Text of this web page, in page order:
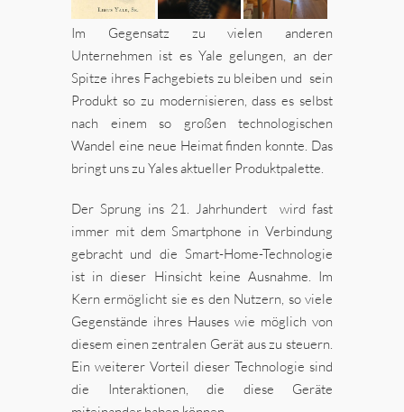
Im Gegensatz zu vielen anderen
Unternehmen ist es Yale gelungen, an der
Spitze ihres Fachgebiets zu bleiben und sein
Produkt so zu modernisieren, dass es selbst
nach einem so großen technologischen
Wandel eine neue Heimat finden konnte. Das
bringt uns zu Yales aktueller Produktpalette.
Der Sprung ins 21. Jahrhundert wird fast
immer mit dem Smartphone in Verbindung
gebracht und die Smart-Home-Technologie
ist in dieser Hinsicht keine Ausnahme. Im
Kern ermöglicht sie es den Nutzern, so viele
Gegenstände ihres Hauses wie möglich von
diesem einen zentralen Gerät aus zu steuern.
Ein weiterer Vorteil dieser Technologie sind
die Interaktionen, die diese Geräte